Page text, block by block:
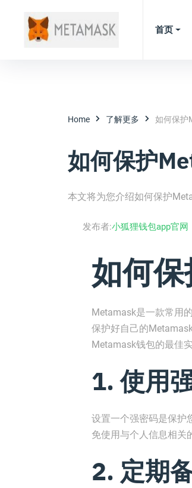
首页
Home 了解更多 如何保护
如何保护
本文将为您介绍如何保护
发布者:小狐狸钱包app官网
如何
Metamask是一款常用
保护好自己的
Metamask钱包的最佳实
1. 使用
设置一个强密码是保护
免使用与个人信息相关
2. 定期